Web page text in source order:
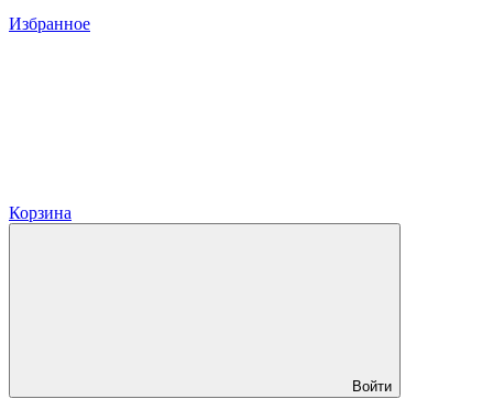
Избранное
Корзина
Войти